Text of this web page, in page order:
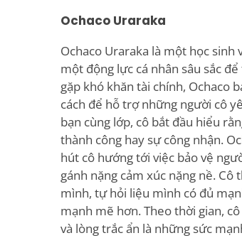
Ochaco Uraraka
Ochaco Uraraka là một học sinh
một động lực cá nhân sâu sắc
gặp khó khăn tài chính, Ochaco
cách để hỗ trợ những người cô
bạn cùng lớp, cô bắt đầu hiểu
thành công hay sự công nhận.
hút cô hướng tới việc bảo vệ
gánh nặng cảm xúc nặng nề.
mình, tự hỏi liệu mình có đủ
mạnh mẽ hơn. Theo thời gian,
và lòng trắc ẩn là những sức